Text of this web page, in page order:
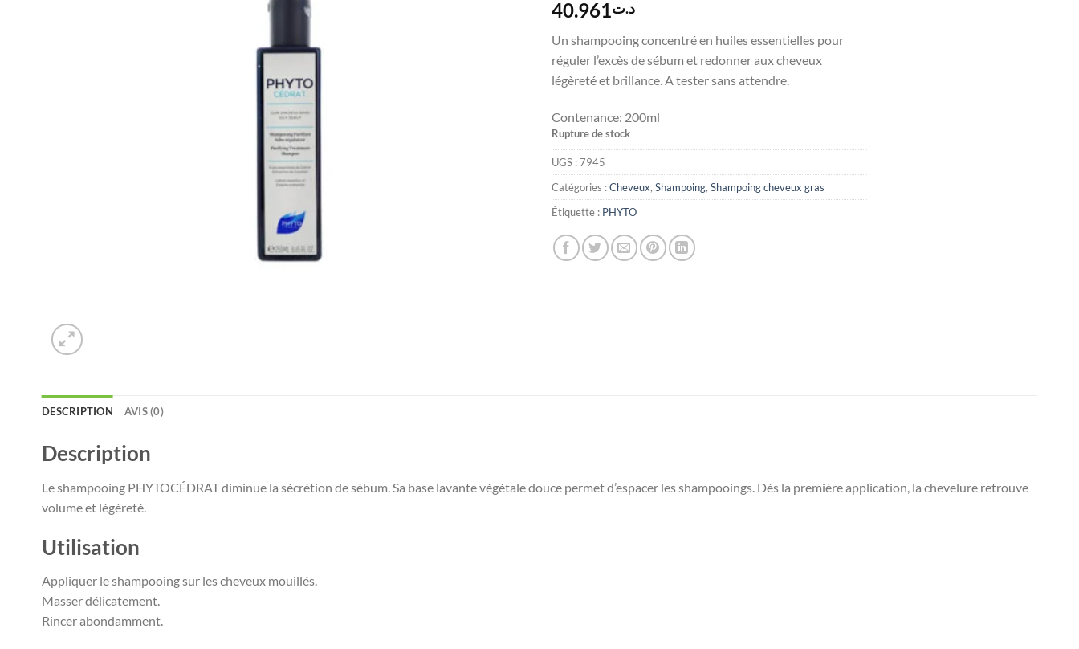
د.ت40.961
Un shampooing concentré en huiles essentielles pour
réguler l’excès de sébum et redonner aux cheveux
légèreté et brillance. A tester sans attendre.
Contenance: 200ml
Rupture de stock
UGS :7945
Catégories :Cheveux, Shampoing, Shampoing cheveux gras
Étiquette : PHYTO
DESCRIPTION AVIS (0)
Description
Le shampooing PHYTOCÉDRAT diminue la sécrétion de sébum. Sa base lavante végétale douce permet d’espacer les shampooings. Dès la première application, la chevelure retrouve
volume et légèreté.
Utilisation
Appliquer le shampooing sur les cheveux mouillés.
Masser délicatement.
Rincer abondamment.